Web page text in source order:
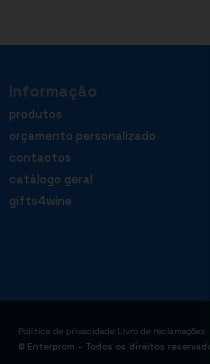
Informação
produtos
orçamento personalizado
contactos
catálogo geral
gifts4wine
Política de privacidade Livro de reclamações
© Enterprom – Todos os direitos